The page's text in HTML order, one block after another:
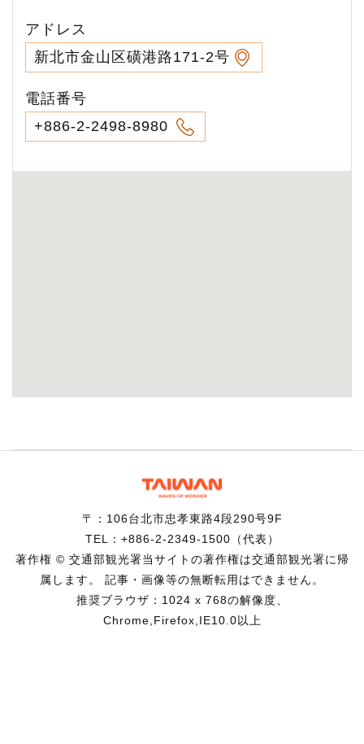
アドレス
新北市金山区磺港路171-2号
電話番号
+886-2-2498-8980
〒：106台北市忠孝東路4段290号9F
TEL：+886-2-2349-1500（代表）
著作権 © 交通部観光署当サイトの著作権は交通部観光署に帰
属します。 記事・画像等の無断転用はできません。
推奨ブラウザ：1024 x 768の解像度、
Chrome,Firefox,IE10.0以上